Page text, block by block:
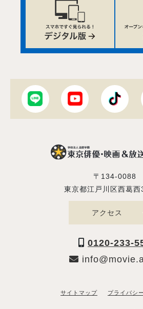
〒134-0088
東京都江戸川区西葛
アクセス
0120-233-
サイトマップ プライバシ